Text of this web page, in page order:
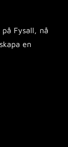
Fysall, nå
en